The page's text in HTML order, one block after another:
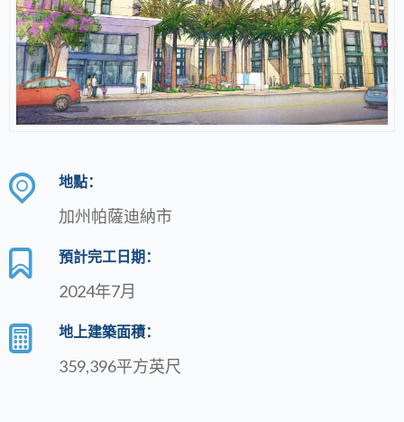
地點：
加州帕薩迪納市
預計完工日期：
2024年7月
地上建築面積：
359,396平方英尺